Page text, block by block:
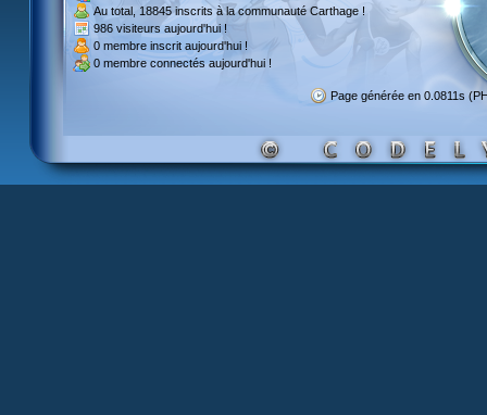
Au total, 18845 inscritsà la communauté Carthage !
986 visiteurs aujourd'hui !
0 membre inscrit aujourd'hui !
0 membre connectés aujourd'hui !
Page générée en 0.0811s